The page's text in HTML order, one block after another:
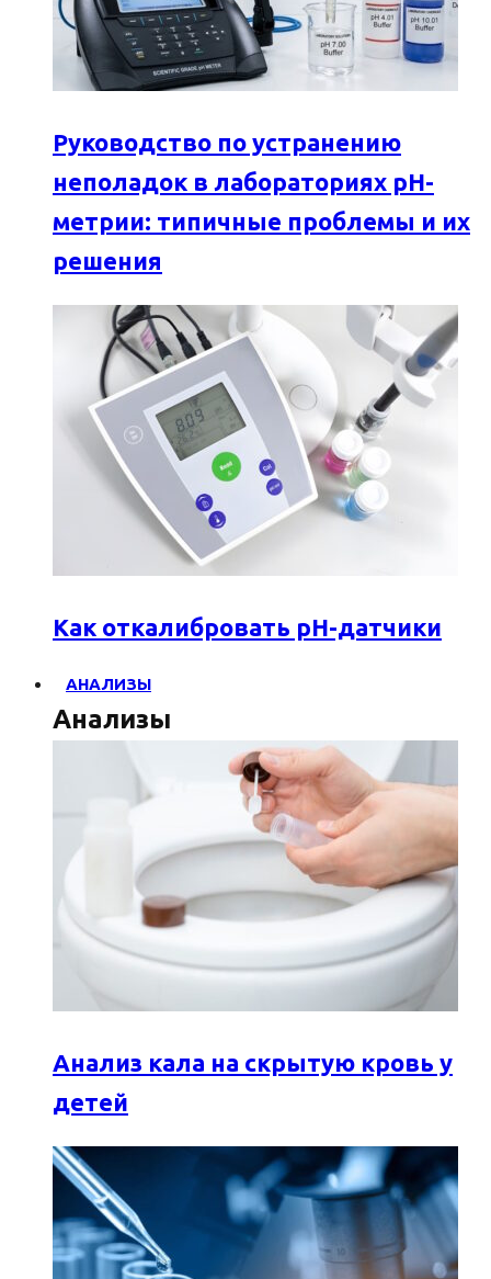
Руководство по устранению
неполадок в лабораториях pH-
метрии: типичные проблемы и их
решения
Как откалибровать pH-датчики
АНАЛИЗЫ
Анализы
Анализ кала на скрытую кровь у
детей